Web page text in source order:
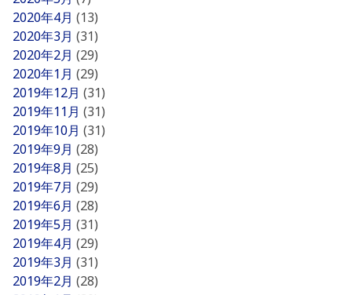
2020年4月 (13)
2020年3月 (31)
2020年2月 (29)
2020年1月 (29)
2019年12月 (31)
2019年11月 (31)
2019年10月 (31)
2019年9月 (28)
2019年8月 (25)
2019年7月 (29)
2019年6月 (28)
2019年5月 (31)
2019年4月 (29)
2019年3月 (31)
2019年2月 (28)